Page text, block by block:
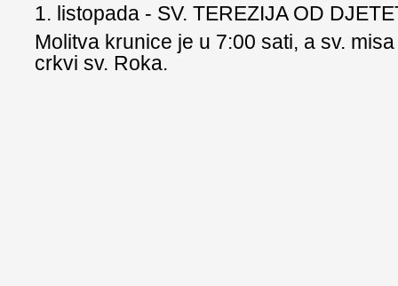
1. listopada - SV. TEREZIJA OD
Molitva krunice je u 7:00 sati, a sv.
crkvi sv. Roka.